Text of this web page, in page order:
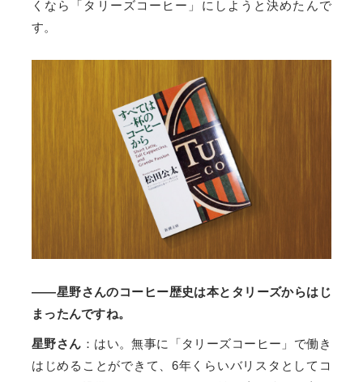
くなら「タリーズコーヒー」にしようと決めたんで
す。
――星野さんのコーヒー歴史は本とタリーズからはじ
まったんですね。
星野さん ：はい。無事に「タリーズコーヒー」で働き
はじめることができて、6年くらいバリスタとしてコ